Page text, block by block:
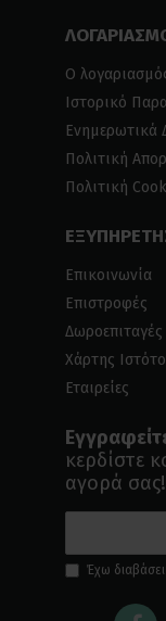
Ο
Ιστορικό
Ενημερωτικά
Πολιτική
Πολιτική
Επικοινωνία
Επιστροφές
Δωροεπιταγές
Χάρτης
Εταιρείες
κερδίστε
αγορά σας!
Έχω